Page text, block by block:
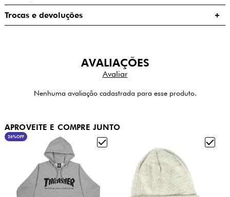
Trocas e devoluções
AVALIAÇÕES
Nenhuma avaliação cadastrada para esse produto.
APROVEITE E COMPRE JUNTO
26%OFF